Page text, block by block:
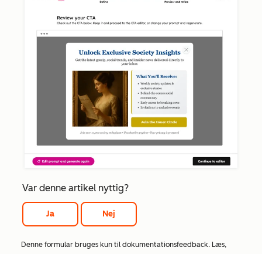
Var denne artikel nyttig?
Ja Nej
Denne formular bruges kun til dokumentationsfeedback. Læs,